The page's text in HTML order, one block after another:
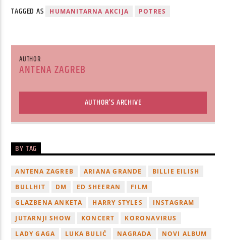
TAGGED AS HUMANITARNA AKCIJA POTRES
AUTHOR
ANTENA ZAGREB
AUTHOR'S ARCHIVE
BY TAG
ANTENA ZAGREB ARIANA GRANDE
BILLIE EILISH
BULLHIT
DM ED SHEERAN
FILM
GLAZBENA ANKETA
HARRY STYLES
INSTAGRAM
JUTARNJI SHOW
KONCERT
KORONAVIRUS
LADY GAGA
LUKA BULIĆ NAGRADA
NOVI ALBUM